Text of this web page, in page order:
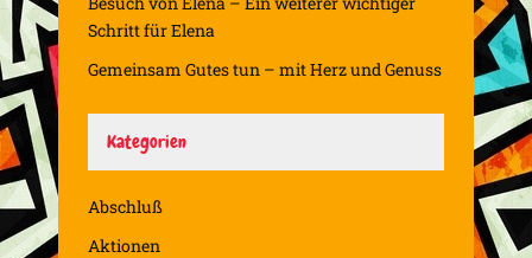
Schritt für Elena
Gemeinsam Gutes tun – mit Herz und Genuss
Kategorien
Abschluß
Aktionen